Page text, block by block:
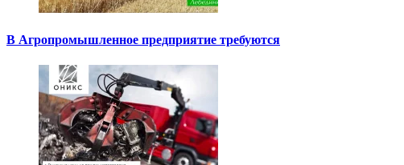
В Агропромышленное предприятие требуются